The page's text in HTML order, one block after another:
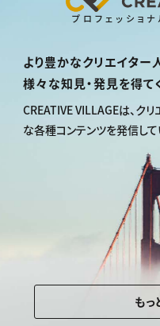
プロフェッショ
より豊かなクリエイター
様々な知見・発見を得て
CREATIVE VILLAGEは、 クリ
な各種コンテンツを発信して
もっ